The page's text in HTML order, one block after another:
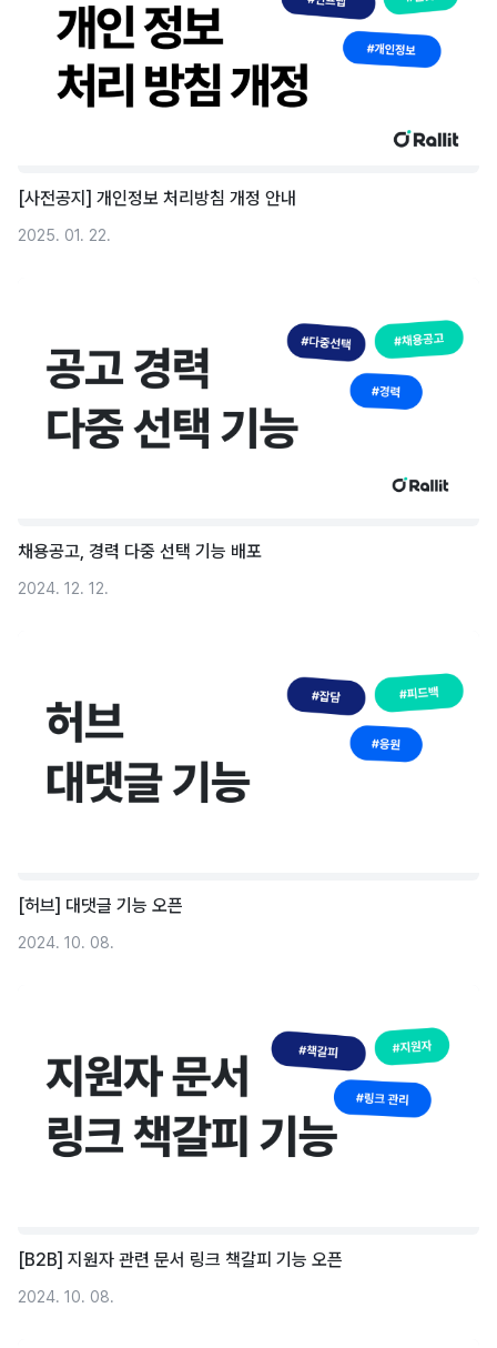
[사전공지] 개인정보 처리방침 개정 안내
2025. 01. 22.
채용공고, 경력 다중 선택 기능 배포
2024. 12. 12.
[허브] 대댓글 기능 오픈
2024. 10. 08.
[B2B] 지원자 관련 문서 링크 책갈피 기능 오픈
2024. 10. 08.